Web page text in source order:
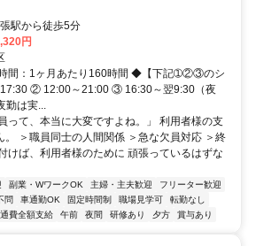
駅から徒歩5分
円
間：1ヶ月あたり160時間 ◆【下記➀②③のシ
② 12:00～21:00 ③ 16:30～翌9:30（夜
は実...
って、本当に大変ですよね。」 利用者様の支
。 ＞職員同士の人間関係 ＞急な欠員対応 ＞終
けば、利用者様のために 頑張っているはずな
副業・WワークOK 主婦・主夫歓迎
フリーター歓迎
問 車通勤OK 固定時間制 職場見学可
転勤なし
費全額支給 午前 夜間 研修あり 夕方 賞与あり